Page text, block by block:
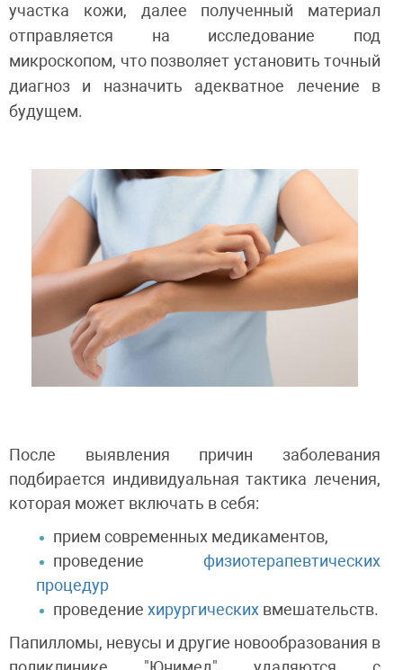
участка кожи, далее полученный материал
отправляется на исследование под
микроскопом, что позволяет установить точный
диагноз и назначить адекватное лечение в
будущем.
После выявления причин заболевания
подбирается индивидуальная тактика лечения,
которая может включать в себя:
прием современных медикаментов,
проведение физиотерапевтических
процедур
проведение хирургических вмешательств.
Папилломы, невусы и другие новообразования в